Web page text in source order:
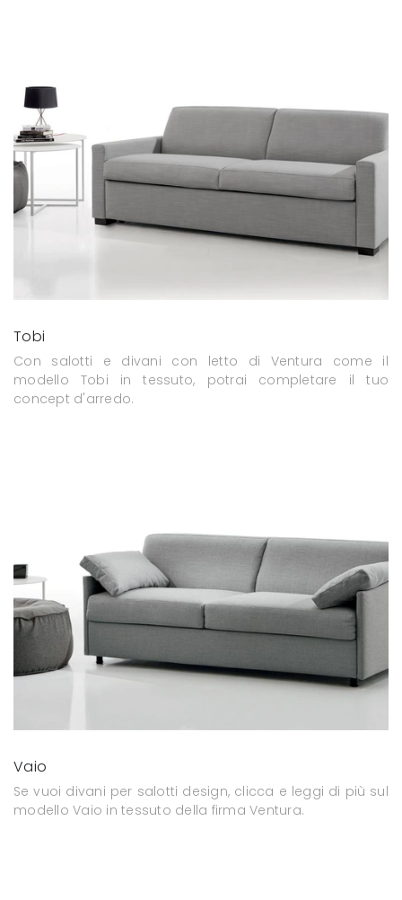
Tobi
Con salotti e divani con letto di Ventura come il
modello Tobi in tessuto, potrai completare il tuo
concept d'arredo.
Vaio
Se vuoi divani per salotti design, clicca e leggi di più sul
modello Vaio in tessuto della firma Ventura.